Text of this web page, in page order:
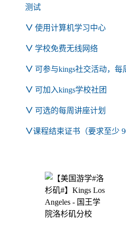
测试
∨ 使用计算机学习中心
∨ 学校免费无线网络
∨ 可参与kings社交活动，
∨ 可加入kings学校社团
∨ 可选的每周讲座计划
∨课程结束证书（要求至少